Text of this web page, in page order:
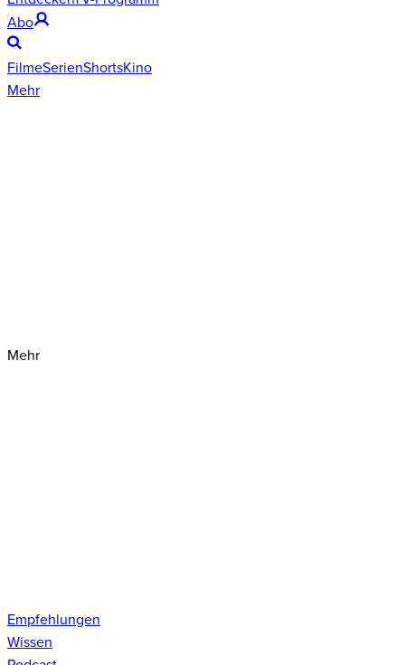
Abo
FilmeSerienShortsKino
Mehr
Mehr
Empfehlungen
Wissen